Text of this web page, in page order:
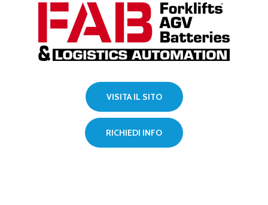
VISITA IL SITO
RICHIEDI INFO